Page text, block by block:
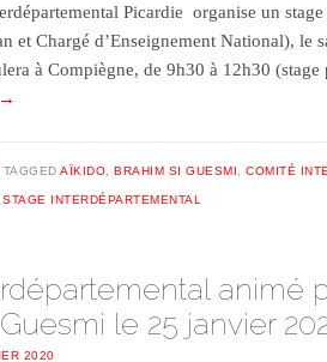
Picardie organise un
et Chargé d’Enseignement National), le
à Compiègne, de 9h30 à 12h30
→
TAGGEDAÏKIDO ,BRAHIM SI GUESMI ,COMITÉ
,STAGE INTERDÉPARTEMENTAL
animé
le 25 janvier
2020